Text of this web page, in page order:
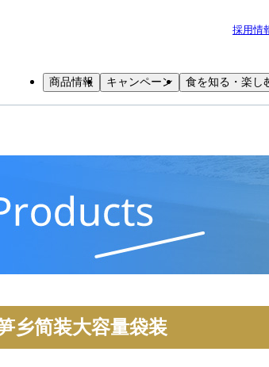
商品情報 キャンペーン 食を知る・楽し
採用情
乡简装大容量袋装